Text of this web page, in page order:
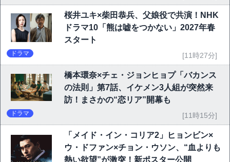
桜井ユキ×柴田恭兵、父娘役で共演！NHK
ドラマ10「熊は嘘をつかない」2027年春
スタート
ドラマ [11時27分]
橋本環奈×チェ・ジョンヒョプ「バカンス
の法則」第7話、イケメン3人組が突然来
訪！まさかの“恋リア”開幕も
ドラマ [11時15分]
「メイド・イン・コリア2」ヒョンビン×
ウ・ドファン×チョン・ウソン、“血よりも
熱い欲望”が激突！新ポスター公開